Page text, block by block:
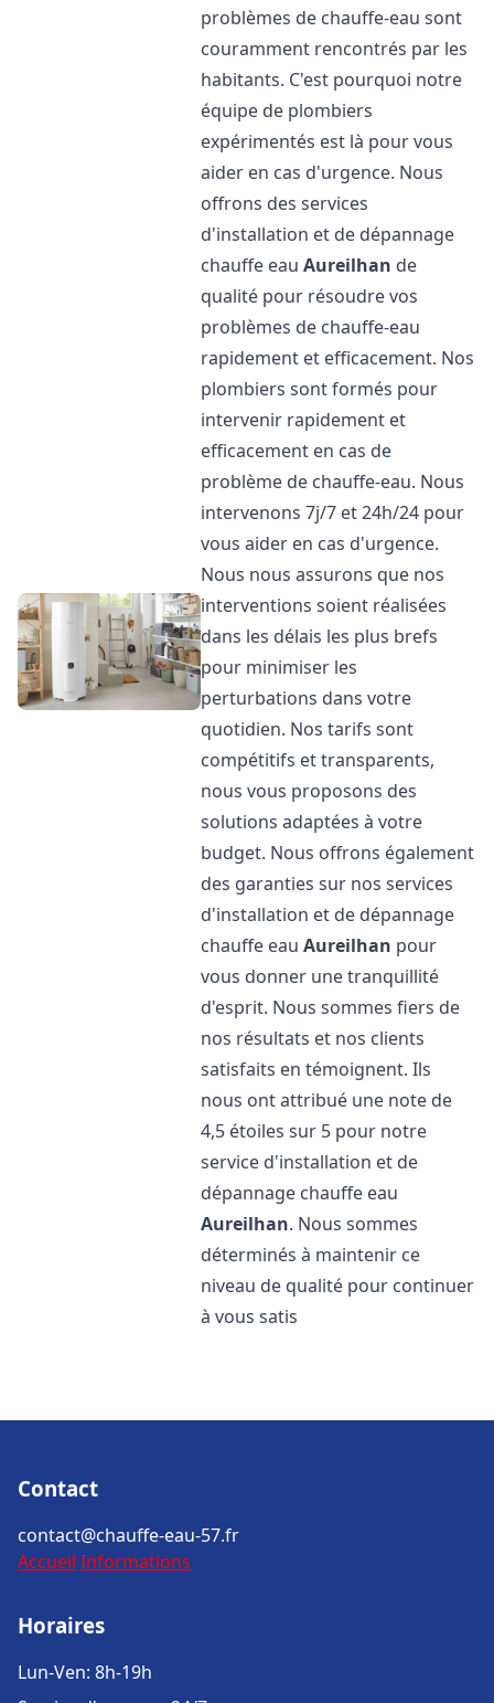
problèmes de chauffe-eau sont
couramment rencontrés par les
habitants. C'est pourquoi notre
équipe de plombiers
expérimentés est là pour vous
aider en cas d'urgence. Nous
offrons des services
d'installation et de dépannage
chauffe eauAureilhan de
qualité pour résoudre vos
problèmes de chauffe-eau
rapidement et efficacement. Nos
plombiers sont formés pour
intervenir rapidement et
efficacement en cas de
problème de chauffe-eau. Nous
intervenons 7j/7 et 24h/24 pour
vous aider en cas d'urgence.
Nous nous assurons que nos
interventions soient réalisées
dans les délais les plus brefs
pour minimiser les
perturbations dans votre
quotidien. Nos tarifs sont
compétitifs et transparents,
nous vous proposons des
solutions adaptées à votre
budget. Nous offrons également
des garanties sur nos services
d'installation et de dépannage
chauffe eauAureilhan pour
vous donner une tranquillité
d'esprit. Nous sommes fiers de
nos résultats et nos clients
satisfaits en témoignent. Ils
nous ont attribué une note de
4,5 étoiles sur 5 pour notre
service d'installation et de
dépannage chauffe eau
Aureilhan. Nous sommes
déterminés à maintenir ce
niveau de qualité pour continuer
à vous satis
Contact
contact@chauffe-eau-57.fr
Accueil Informations
Horaires
Lun-Ven: 8h-19h